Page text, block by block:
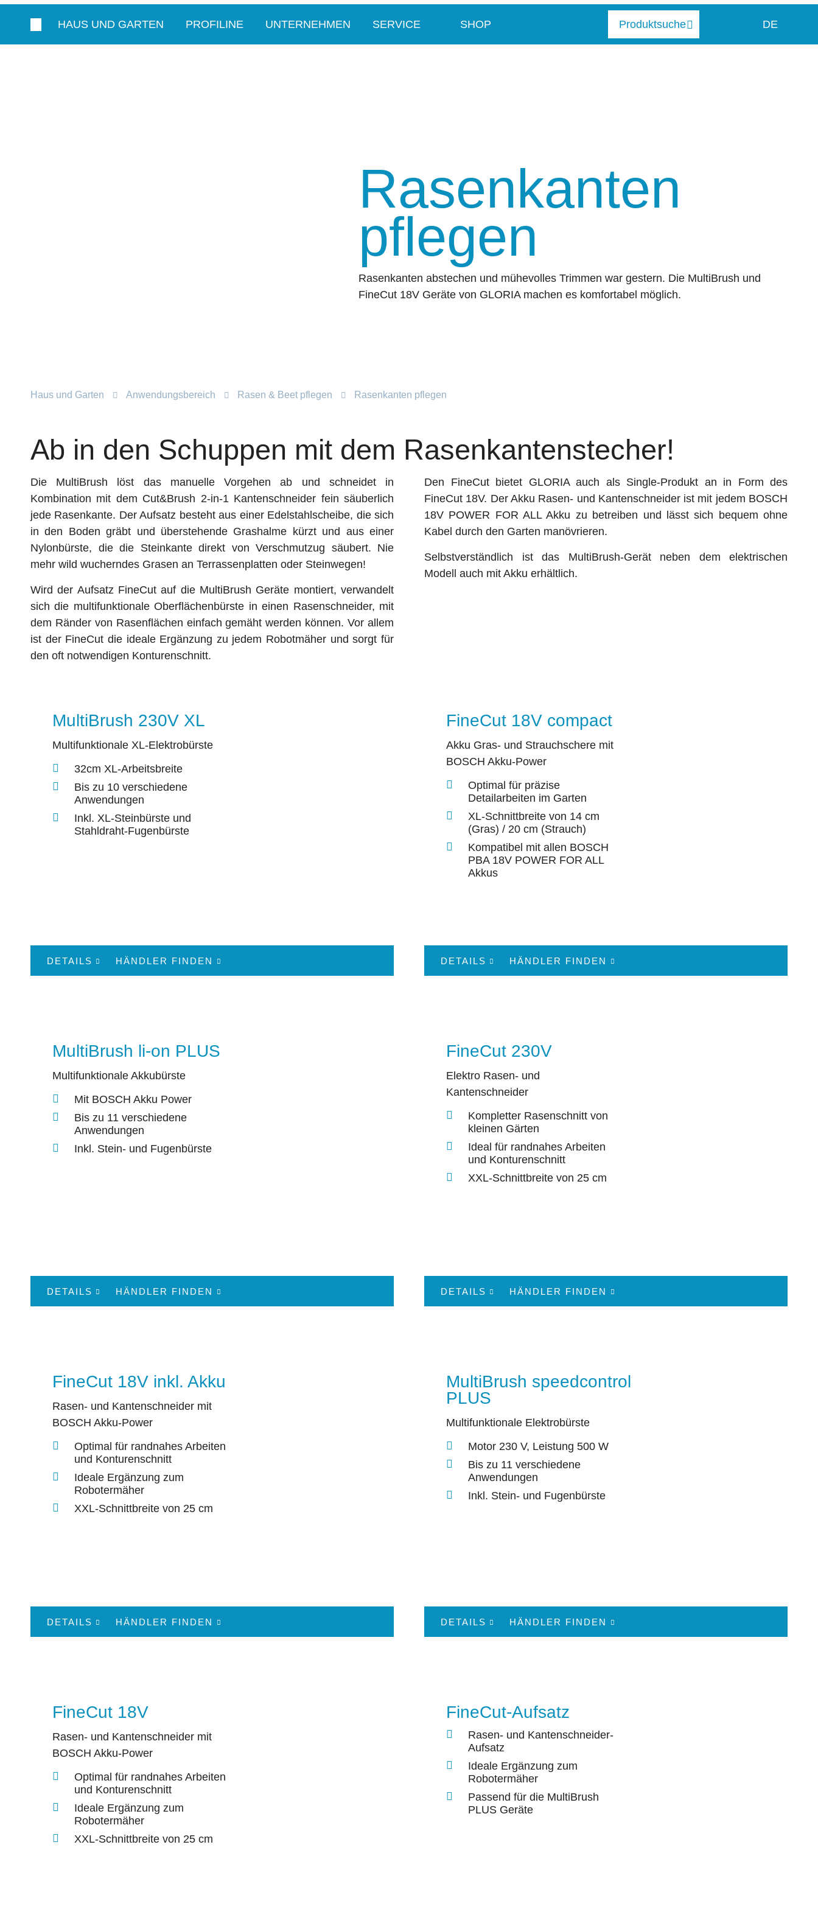
HAUS UND GARTEN PROFILINE UNTERNEHMEN SERVICE SHOP DE
Rasenkanten
pflegen
Rasenkanten abstechen und mühevolles Trimmen war gestern. Die MultiBrush und
FineCut 18V Geräte von GLORIA machen es komfortabel möglich.
Haus und Garten Anwendungsbereich Rasen & Beet pflegen Rasenkanten pflegen
Ab in den Schuppen mit dem Rasenkantenstecher!
Die MultiBrush löst das manuelle Vorgehen ab und schneidet in
Kombination mit dem Cut&Brush 2-in-1 Kantenschneider fein säuberlich
jede Rasenkante. Der Aufsatz besteht aus einer Edelstahlscheibe, die sich
in den Boden gräbt und überstehende Grashalme kürzt und aus einer
Nylonbürste, die die Steinkante direkt von Verschmutzug säubert. Nie
mehr wild wucherndes Grasen an Terrassenplatten oder Steinwegen!
Wird der Aufsatz FineCut auf die MultiBrush Geräte montiert, verwandelt
sich die multifunktionale Oberflächenbürste in einen Rasenschneider, mit
dem Ränder von Rasenflächen einfach gemäht werden können. Vor allem
ist der FineCut die ideale Ergänzung zu jedem Robotmäher und sorgt für
den oft notwendigen Konturenschnitt.
Den FineCut bietet GLORIA auch als Single-Produkt an in Form des
FineCut 18V. Der Akku Rasen- und Kantenschneider ist mit jedem BOSCH
18V POWER FOR ALL Akku zu betreiben und lässt sich bequem ohne
Kabel durch den Garten manövrieren.
Selbstverständlich ist das MultiBrush-Gerät neben dem elektrischen
Modell auch mit Akku erhältlich.
MultiBrush 230V XL
Multifunktionale XL-Elektrobürste
32cm XL-Arbeitsbreite
Bis zu 10 verschiedene
Anwendungen
Inkl. XL-Steinbürste und
Stahldraht-Fugenbürste
DETAILS HÄNDLER FINDEN
FineCut 18V compact
Akku Gras- und Strauchschere mit
BOSCH Akku-Power
Optimal für präzise
Detailarbeiten im Garten
XL-Schnittbreite von 14 cm
(Gras) / 20 cm (Strauch)
Kompatibel mit allen BOSCH
PBA 18V POWER FOR ALL
Akkus
DETAILS HÄNDLER FINDEN
MultiBrush li-on PLUS
Multifunktionale Akkubürste
Mit BOSCH Akku Power
Bis zu 11 verschiedene
Anwendungen
Inkl. Stein- und Fugenbürste
DETAILS HÄNDLER FINDEN
FineCut 230V
Elektro Rasen- und
Kantenschneider
Kompletter Rasenschnitt von
kleinen Gärten
Ideal für randnahes Arbeiten
und Konturenschnitt
XXL-Schnittbreite von 25 cm
DETAILS HÄNDLER FINDEN
FineCut 18V inkl. Akku
Rasen- und Kantenschneider mit
BOSCH Akku-Power
Optimal für randnahes Arbeiten
und Konturenschnitt
Ideale Ergänzung zum
Robotermäher
XXL-Schnittbreite von 25 cm
DETAILS HÄNDLER FINDEN
MultiBrush speedcontrol
PLUS
Multifunktionale Elektrobürste
Motor 230 V, Leistung 500 W
Bis zu 11 verschiedene
Anwendungen
Inkl. Stein- und Fugenbürste
DETAILS HÄNDLER FINDEN
FineCut 18V
Rasen- und Kantenschneider mit
BOSCH Akku-Power
Optimal für randnahes Arbeiten
und Konturenschnitt
Ideale Ergänzung zum
Robotermäher
XXL-Schnittbreite von 25 cm
FineCut-Aufsatz
Rasen- und Kantenschneider-
Aufsatz
Ideale Ergänzung zum
Robotermäher
Passend für die MultiBrush
PLUS Geräte